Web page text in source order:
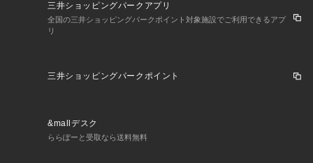
三井ショッピングパークアプリ
全国の三井ショッピングパークポイント対象施設でご利用できるアプ
リ
三井ショッピングパークポイント
&mallデスク
ららぽーと受取なら送料無料